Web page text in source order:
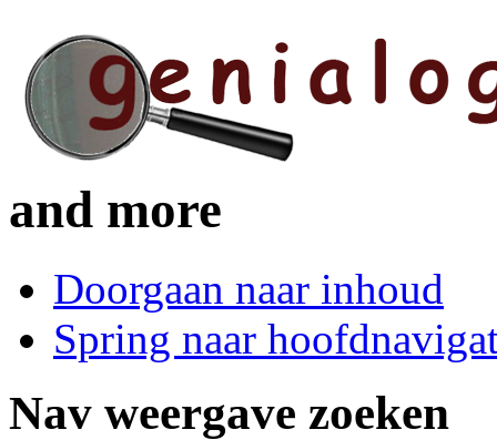
and more
Doorgaan naar inhoud
Spring naar
Nav weergave zoeken